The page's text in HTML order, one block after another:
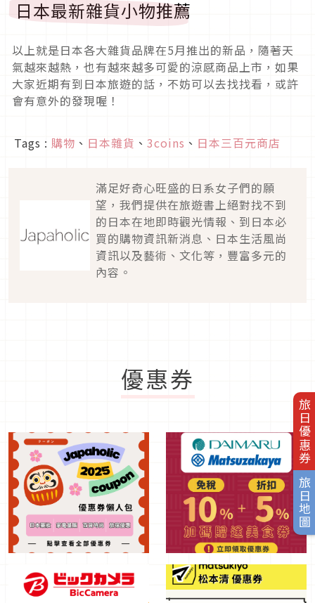
旅日優惠券
旅日地圖
日本最新雜貨小物推薦
以上就是日本各大雜貨品牌在5月推出的新品，隨著天
氣越來越熱，也有越來越多可愛的涼感商品上市，如果
大家近期有到日本旅遊的話，不妨可以去找找看，或許
會有意外的發現喔！
Tags : 購物 、 日本雜貨 、 3coins 、 日本三百元商店
滿足好奇心旺盛的日系女子們的願
望，我們提供在旅遊書上絕對找不到
的日本在地即時觀光情報、到日本必
買的購物資訊新消息、日本生活風尚
資訊以及藝術、文化等，豐富多元的
內容。
優惠券